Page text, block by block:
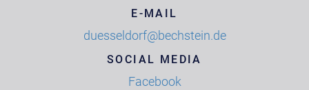
E-MAIL
duesseldorf@bechstein.de
SOCIAL MEDIA
Facebook